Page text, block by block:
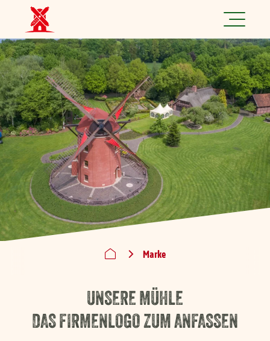
Produkte
Rezepte
Marke
Nachhaltigkeit
Über uns
UNSERE MÜHLE
DAS FIRMENLOGO ZUM ANFASSEN
Marke